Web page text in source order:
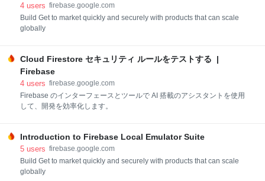
4 users firebase.google.com
Build Get to market quickly and securely with products that can scale
globally
Cloud Firestore セキュリティ ルールをテストする |
Firebase
4 users firebase.google.com
Firebase のインターフェースとツールで AI 搭載のアシスタントを使用
して、開発を効率化します。
Introduction to Firebase Local Emulator Suite
5 users firebase.google.com
Build Get to market quickly and securely with products that can scale
globally